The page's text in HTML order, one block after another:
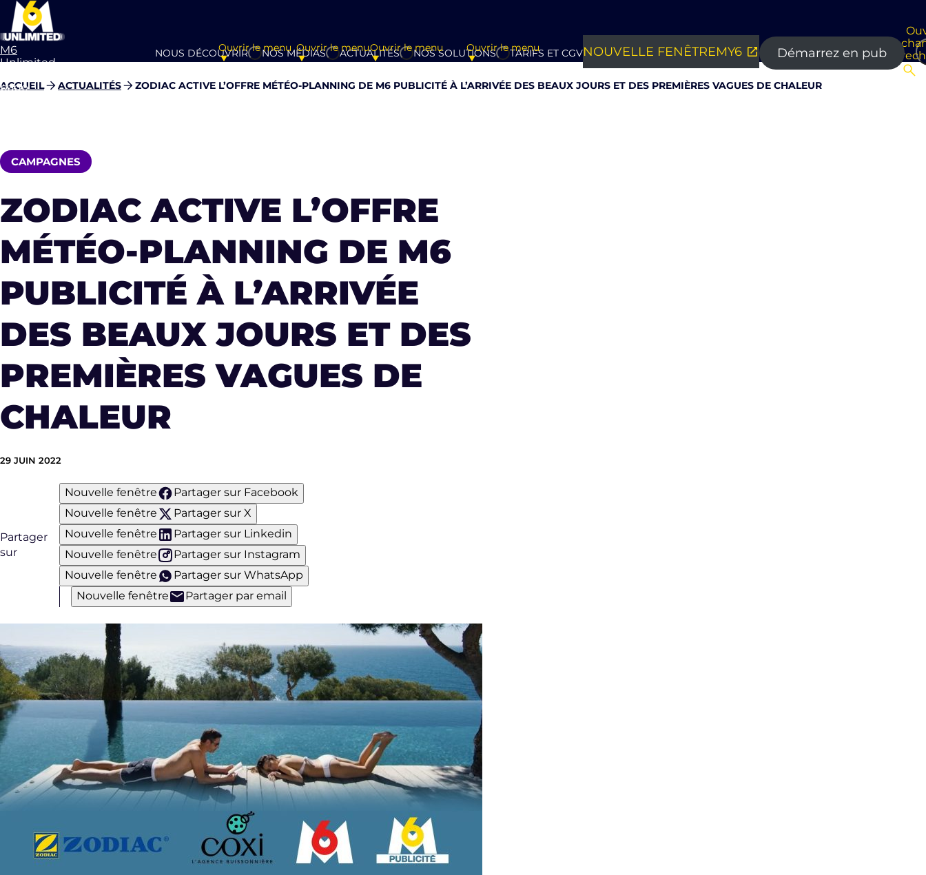
M6
Unlimited
page
NOUS DÉCOUVRIROuvrir le menuNOS MÉDIASOuvrir le menuACTUALITÉSOuvrir le menuNOS SOLUTIONSOuvrir le menuTARIFS ET CGVNOUVELLE FENÊTREMY6 Démarrez en pub
ACCUEIL ACTUALITÉS ZODIAC ACTIVE L’OFFRE MÉTÉO-PLANNING DE M6 PUBLICITÉ À L’ARRIVÉE DES BEAUX JOURS ET DES PREMIÈRES VAGUES DE CHALEUR
CAMPAGNES
ZODIAC ACTIVE L’OFFRE
MÉTÉO-PLANNING DE M6
PUBLICITÉ À L’ARRIVÉE
DES BEAUX JOURS ET DES
PREMIÈRES VAGUES DE
CHALEUR
29 JUIN 2022
Partager
sur
Nouvelle fenêtre
Partager sur Facebook
Nouvelle fenêtre
Partager sur X
Nouvelle fenêtre
Partager sur Linkedin
Nouvelle fenêtre
Partager sur Instagram
Nouvelle fenêtre
Partager sur WhatsApp
Nouvelle fenêtre
Partager par email